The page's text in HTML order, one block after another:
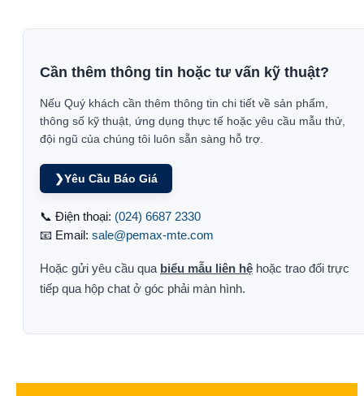
Cần thêm thông tin hoặc tư vấn kỹ thuật?
Nếu Quý khách cần thêm thông tin chi tiết về sản phẩm,
thông số kỹ thuật, ứng dụng thực tế hoặc yêu cầu mẫu thử,
đội ngũ của chúng tôi luôn sẵn sàng hỗ trợ.
❯Yêu Cầu Báo Giá
📞 Điện thoại: (024) 6687 2330
📧 Email: sale@pemax-mte.com
Hoặc gửi yêu cầu qua biểu mẫu liên hệ hoặc trao đổi trực
tiếp qua hộp chat ở góc phải màn hình.